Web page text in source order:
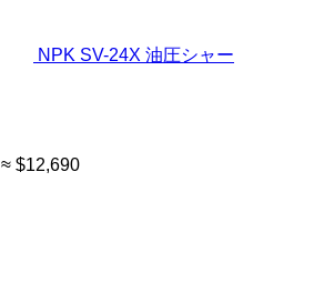
NPK SV-24X 油圧シャー
≈ $12,690